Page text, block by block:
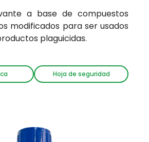
a base de compuestos
modificados para ser usados
plaguicidas.
Hoja de seguridad